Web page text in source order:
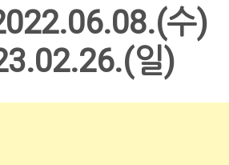
수)
일)